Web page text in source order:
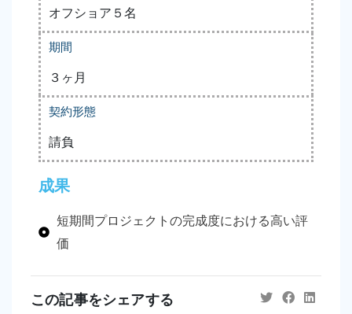
オフショア５名
期間
３ヶ月
契約形態
請負
成果
短期間プロジェクトの完成度における高い評
価
この記事をシェアする